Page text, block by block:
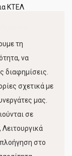
ΚΤΕΛ
τη
να
διαφημίσεις.
σχετικά με
μας.
σε
στο